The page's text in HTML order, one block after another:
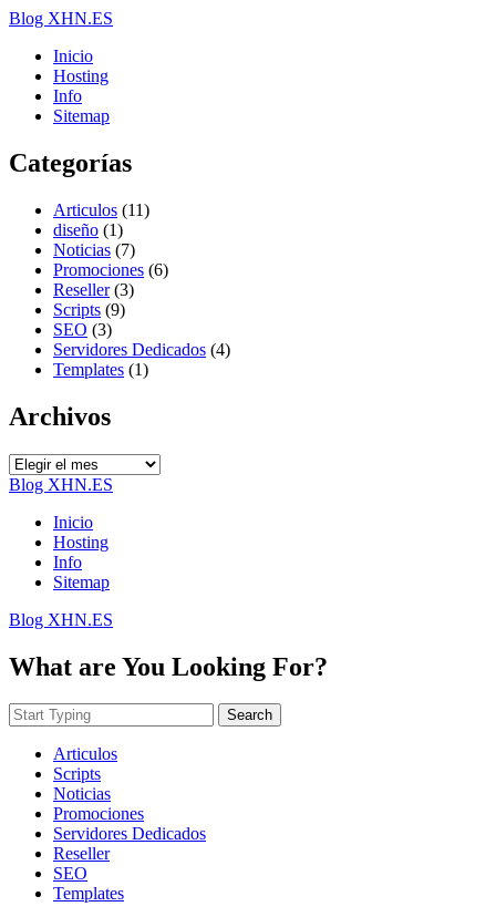
Blog XHN.ES
Inicio
Hosting
Info
Sitemap
Categorías
Articulos (11)
diseño (1)
Noticias (7)
Promociones (6)
Reseller(3)
Scripts (9)
SEO (3)
Servidores Dedicados (4)
Templates (1)
Archivos
Archivos
Blog XHN.ES
Inicio
Hosting
Info
Sitemap
Blog XHN.ES
What are You Looking For?
Search
Articulos
Scripts
Noticias
Promociones
Servidores Dedicados
Reseller
SEO
Templates